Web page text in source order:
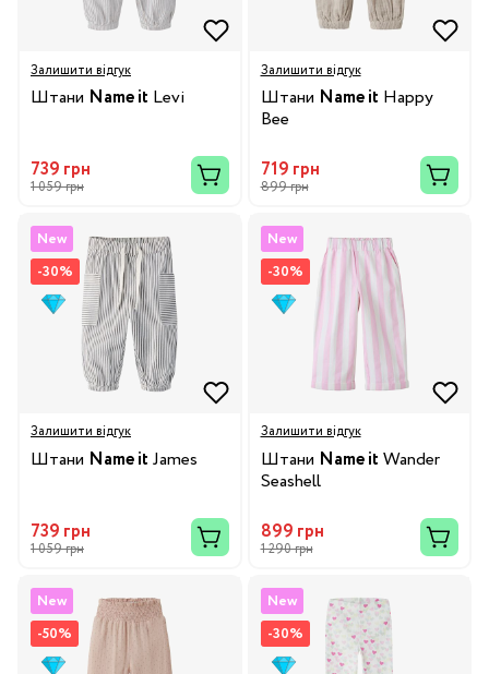
Залишити відгук
Штани Name it Levi
739 грн
1 059 грн
Залишити відгук
Штани Name it Happy
Bee
719 грн
899 грн
New
-30%
Залишити відгук
Штани Name it James
739 грн
1 059 грн
New
-30%
Залишити відгук
Штани Name it Wander
Seashell
899 грн
1 290 грн
New
-50%
New
-30%